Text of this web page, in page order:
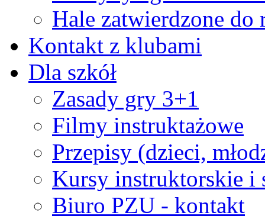
Hale zatwierdzone
Kontakt z klubami
Dla szkół
Zasady gry 3+1
Filmy instruktażowe
Przepisy (dzieci,
Kursy instruktorskie i
Biuro PZU - kontakt